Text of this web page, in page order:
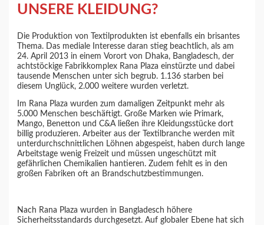
UNSERE KLEIDUNG?
Die Produktion von Textilprodukten ist ebenfalls ein brisantes
Thema. Das mediale Interesse daran stieg beachtlich, als am
24. April 2013 in einem Vorort von Dhaka, Bangladesch, der
achtstöckige Fabrikkomplex Rana Plaza einstürzte und dabei
tausende Menschen unter sich begrub. 1.136 starben bei
diesem Unglück, 2.000 weitere wurden verletzt.
Im Rana Plaza wurden zum damaligen Zeitpunkt mehr als
5.000 Menschen beschäftigt. Große Marken wie Primark,
Mango, Benetton und C&A ließen ihre Kleidungsstücke dort
billig produzieren. Arbeiter aus der Textilbranche werden mit
unterdurchschnittlichen Löhnen abgespeist, haben durch lange
Arbeitstage wenig Freizeit und müssen ungeschützt mit
gefährlichen Chemikalien hantieren. Zudem fehlt es in den
großen Fabriken oft an Brandschutzbestimmungen.
Nach Rana Plaza wurden in Bangladesch höhere
Sicherheitsstandards durchgesetzt. Auf globaler Ebene hat sich